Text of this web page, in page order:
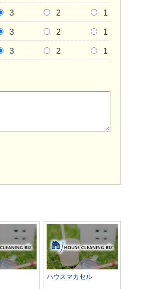
3 2 1
3 2 1
3 2 1
ハウスマカセル